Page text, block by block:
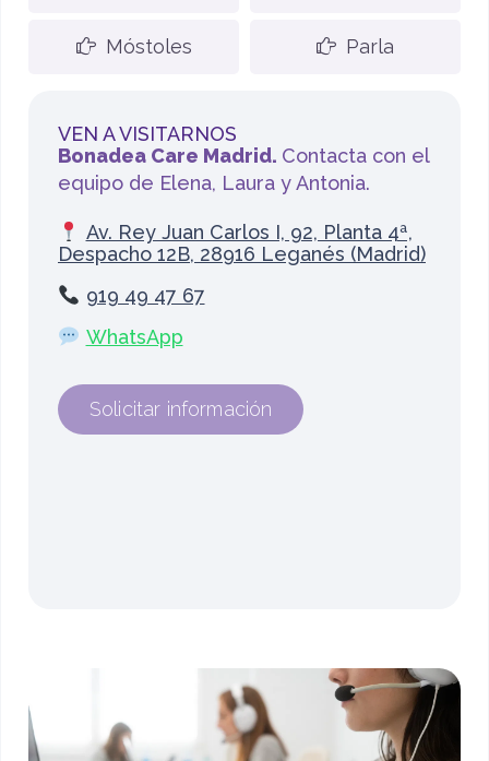
Móstoles Parla
VEN A VISITARNOS
Bonadea Care Madrid. Contacta con el
equipo de Elena, Laura y Antonia.
Av. Rey Juan Carlos I, 92, Planta 4ª,
Despacho 12B, 28916 Leganés (Madrid)
919 49 47 67
WhatsApp
Solicitar información